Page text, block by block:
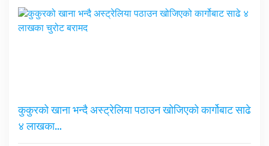
कुकुरको खाना भन्दै अस्ट्रेलिया पठाउन खोजिएको कार्गोबाट साढे
४ लाखका…